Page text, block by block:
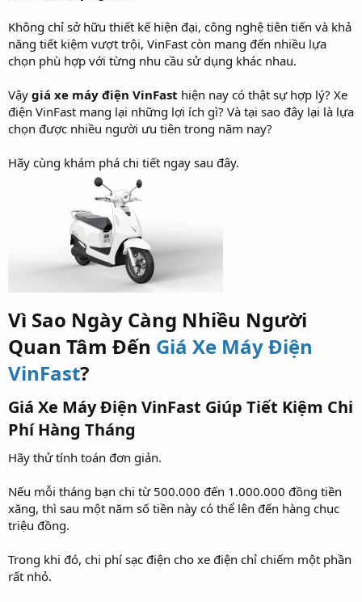
Không chỉ sở hữu thiết kế hiện đại, công nghệ tiên tiến và khả
năng tiết kiệm vượt trội, VinFast còn mang đến nhiều lựa
chọn phù hợp với từng nhu cầu sử dụng khác nhau.
Vậy giá xe máy điện VinFast hiện nay có thật sự hợp lý? Xe
điện VinFast mang lại những lợi ích gì? Và tại sao đây lại là lựa
chọn được nhiều người ưu tiên trong năm nay?
Hãy cùng khám phá chi tiết ngay sau đây.
Vì Sao Ngày Càng Nhiều Người
Quan Tâm Đến Giá Xe Máy Điện
VinFast?​
Giá Xe Máy Điện VinFast Giúp Tiết Kiệm Chi
Phí Hàng Tháng​
Hãy thử tính toán đơn giản.
Nếu mỗi tháng bạn chi từ 500.000 đến 1.000.000 đồng tiền
xăng, thì sau một năm số tiền này có thể lên đến hàng chục
triệu đồng.
Trong khi đó, chi phí sạc điện cho xe điện chỉ chiếm một phần
rất nhỏ.